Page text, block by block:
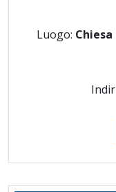
Luogo: